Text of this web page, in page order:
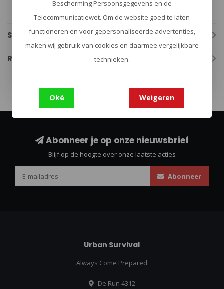
Merk: 5.11
Specificaties
Reviews
Abonneer je op onze nieuwsbrief
Blijf op de hoogte over onze laatste acties
Abonneer
Urban Survival
Always Come Prepared
De Run 4312
Bescherming Persoonsgegevens en de
Telecommunicatiewet. Om de website goed te laten
functioneren en voor gepersonaliseerde advertenties,
maken wij gebruik van cookies en daarmee vergelijkbare
technieken.
Oké Weigeren